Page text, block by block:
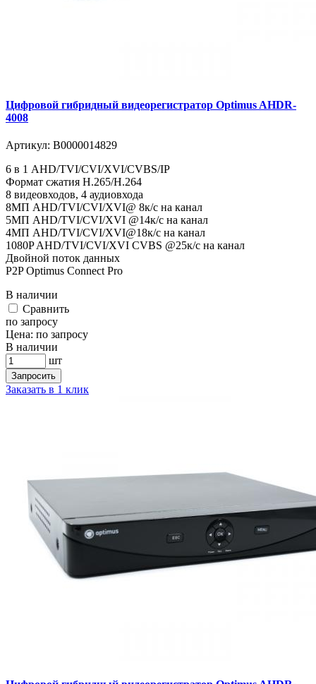
Цифровой гибридный видеорегистратор Optimus AHDR-
4008
Артикул: В0000014829
6 в 1 AHD/TVI/CVI/XVI/CVBS/IP
Формат сжатия H.265/H.264
8 видеовходов, 4 аудиовхода
8MП AHD/TVI/CVI/XVI@ 8к/с на канал
5MП AHD/TVI/CVI/XVI @14к/с на канал
4MП AHD/TVI/CVI/XVI@18к/с на канал
1080P AHD/TVI/CVI/XVI CVBS @25к/с на канал
Двойной поток данных
P2P Optimus Connect Pro
В наличии
Cравнить
по запросу
Цена: по запросу
В наличии
шт
Запросить
Заказать в 1 клик